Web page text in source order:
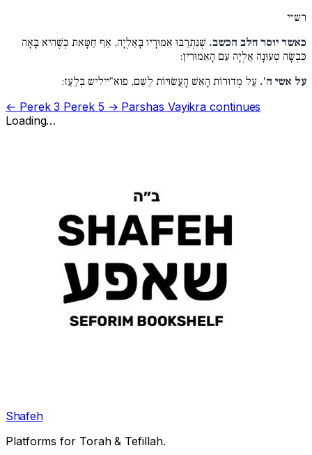
רש״י
כאשר יוסר חלב הכשב. שֶׁנִּתְרַבּוּ אֵמוּרָיו בָּאַלְיָה, אַף חַטָּאת כְּשֶׁהִיא בָּאָה
כִּבְשָׂה טְעוּנָה אַלְיָה עִם הָאֵמוּרִין:
על אשי ה'. עַל מְדוּרוֹת הָאֵשׁ הָעֲשׂוּיוֹת לַשֵּׁם, פוא"ייליש בְּלַעַז:
← Perek 3 Perek 5 → Parshas Vayikra continues
Loading…
Shafeh
Platforms for Torah & Tefillah.